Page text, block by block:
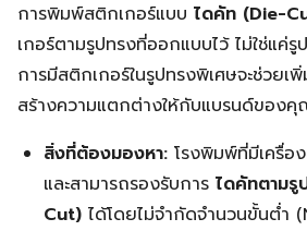
การพิมพ์สติกเกอร์แบบ ไดคัท (Die-
เกอร์ตามรูปทรงที่ออกแบบไว้ ไม่ใช่แค่รู
การมีสติกเกอร์ในรูปทรงพิเศษจะช่วยเ
สร้างความแตกต่างให้กับแบรนด์ของ
สิ่งที่ต้องมองหา: โรงพิมพ์ที่มีเครื่อ
และสามารถรองรับการ ไดคัทตาม
Cut) ได้โดยไม่จำกัดจำนวนขั้นต่ำ